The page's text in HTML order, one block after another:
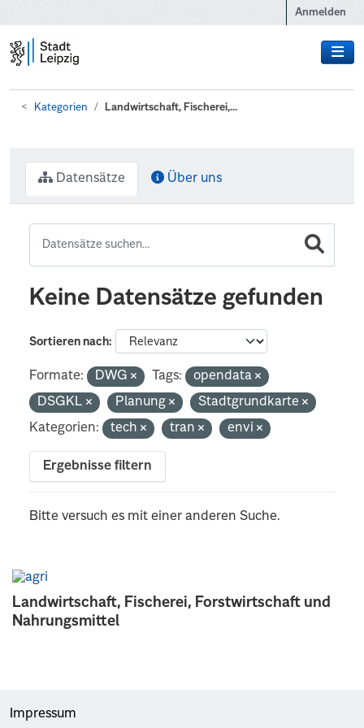
Anmelden
Kategorien Landwirtschaft, Fischerei,...
Landwirtschaft, Fischerei, Forstwirtschaft und
Nahrungsmittel
Datensätze Über uns
Keine Datensätze gefunden
Sortieren nach
Formate: DWG Tags:
opendata
DSGKL
Planung
Stadtgrundkarte
Kategorien:
tech tran envi
Ergebnisse filtern
Bitte versuch es mit einer anderen Suche.
Impressum